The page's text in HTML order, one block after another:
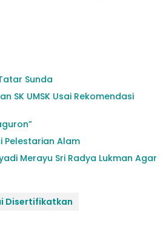
Sunda
SK UMSK Usai Rekomendasi
Pelestarian Alam
Merayu Sri Radya Lukman Agar
Disertifikatkan